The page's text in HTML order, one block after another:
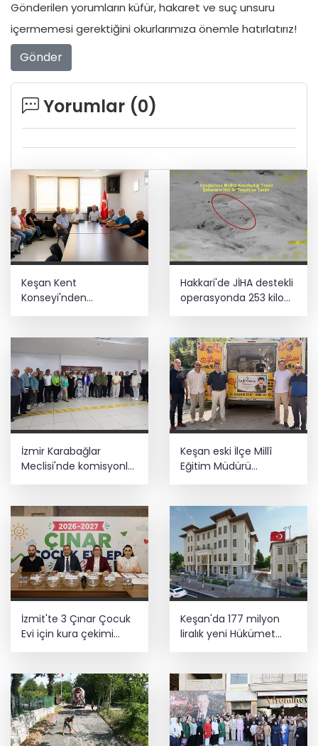
Gönderilen yorumların küfür, hakaret ve suç unsuru
içermemesi gerektiğini okurlarımıza önemle hatırlatırız!
Gönder
Yorumlar (0)
Keşan Kent
Konseyi'nden
muhtarlara nezaket
Hakkari'de JİHA destekli
operasyonda 253 kilo
esrar ele geçirildi
İzmir Karabağlar
Meclisi'nde komisyonlar
Keşan eski İlçe Millî
Eğitim Müdürü
İzmit'te 3 Çınar Çocuk
Evi için kura çekimi
Keşan'da 177 milyon
liralık yeni Hükümet